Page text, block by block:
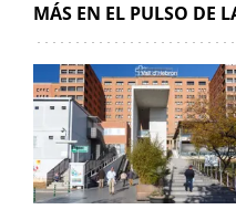
MÁS EN EL PULSO DE